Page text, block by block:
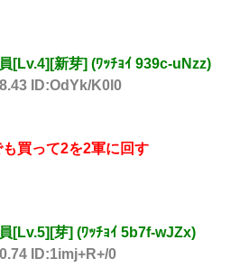
[Lv.4][新芽] (ﾜｯﾁｮｲ 939c-uNzz)
ID:OdYk/K0l0
買って2を2軍に回す
[Lv.5][芽] (ﾜｯﾁｮｲ 5b7f-wJZx)
ID:1imj+R+/0